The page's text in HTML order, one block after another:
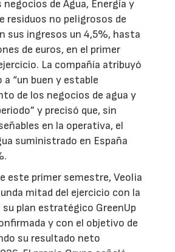
negocios de Agua, Energía y
residuos no peligrosos de
sus ingresos un 4,5%, hasta
de euros, en el primer
La compañía atribuyó
“un buen y estable
de los negocios de agua y
y precisó que, sin
en la operativa, el
suministrado en España
este primer semestre, Veolia
mitad del ejercicio con la
plan estratégico GreenUp
y con el objetivo de
su resultado neto